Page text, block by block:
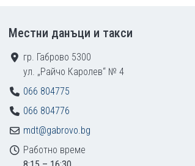
Местни данъци и такси
гр. Габрово 5300
ул. „Райчо Каролев“ № 4
066 804775
066 804776
mdt@gabrovo.bg
Работно време